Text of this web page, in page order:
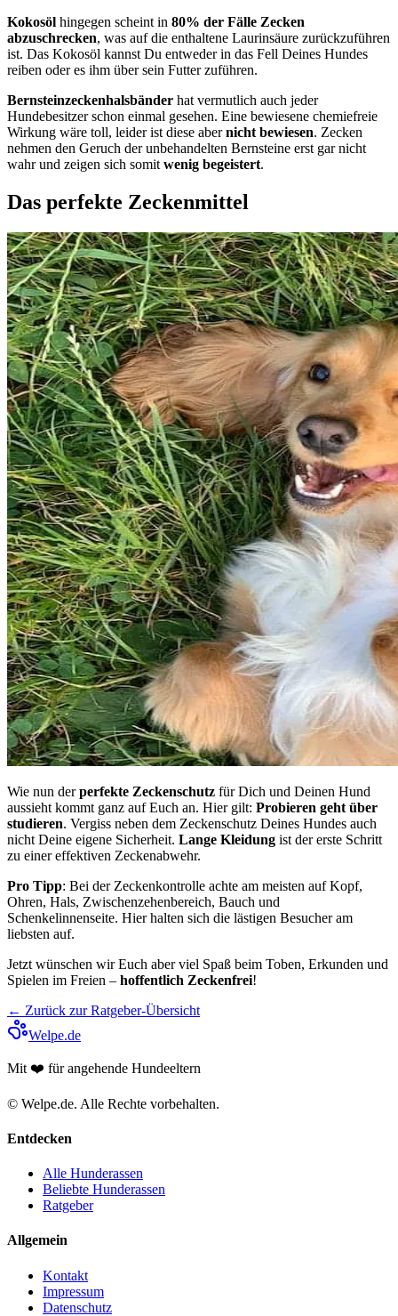
Kokosöl hingegen scheint in 80% der Fälle Zecken
abzuschrecken, was auf die enthaltene Laurinsäure zurückzuführen
ist. Das Kokosöl kannst Du entweder in das Fell Deines Hundes
reiben oder es ihm über sein Futter zuführen.
Bernsteinzeckenhalsbänder hat vermutlich auch jeder
Hundebesitzer schon einmal gesehen. Eine bewiesene chemiefreie
Wirkung wäre toll, leider ist diese abernicht bewiesen. Zecken
nehmen den Geruch der unbehandelten Bernsteine erst gar nicht
wahr und zeigen sich somit wenig begeistert.
Das perfekte Zeckenmittel
Wie nun derperfekte Zeckenschutz für Dich und Deinen Hund
aussieht kommt ganz auf Euch an. Hier gilt: Probieren geht über
studieren. Vergiss neben dem Zeckenschutz Deines Hundes auch
nicht Deine eigene Sicherheit. Lange Kleidung ist der erste Schritt
zu einer effektiven Zeckenabwehr.
Pro Tipp: Bei der Zeckenkontrolle achte am meisten auf Kopf,
Ohren, Hals, Zwischenzehenbereich, Bauch und
Schenkelinnenseite. Hier halten sich die lästigen Besucher am
liebsten auf.
Jetzt wünschen wir Euch aber viel Spaß beim Toben, Erkunden und
Spielen im Freien – hoffentlich Zeckenfrei!
← Zurück zur Ratgeber-Übersicht
Welpe.de
Mit ❤️ für angehende Hundeeltern
© Welpe.de. Alle Rechte vorbehalten.
Entdecken
Alle Hunderassen
Beliebte Hunderassen
Ratgeber
Allgemein
Kontakt
Impressum
Datenschutz